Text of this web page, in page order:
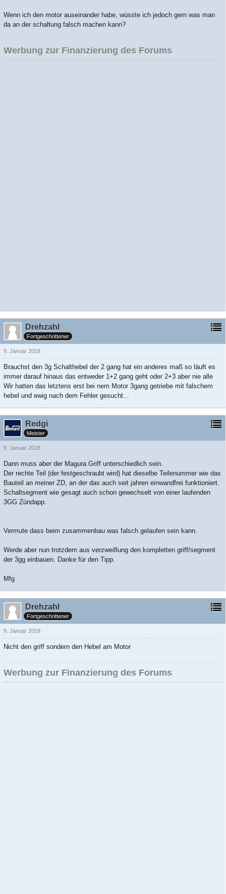
Wenn ich den motor auseinander habe, wüsste ich jedoch gern was man
da an der schaltung falsch machen kann?
Werbung zur Finanzierung des Forums
Drehzahl
Fortgeschrittener
9. Januar 2018
Brauchst den 3g Schalthebel der 2 gang hat ein anderes maß so läuft es
immer darauf hinaus das entweder 1+2 gang geht oder 2+3 aber nie alle
Wir hatten das letztens erst bei nem Motor 3gang getriebe mit falschem
hebel und ewig nach dem Fehler gesucht...
Redgi
Meister
9. Januar 2018
Dann muss aber der Magura Griff unterschiedlich sein.
Der rechte Teil (der festgeschraubt wird) hat dieselbe Teilenummer wie das
Bauteil an meiner ZD, an der das auch seit jahren einwandfrei funktioniert.
Schaltsegment wie gesagt auch schon gewechselt von einer laufenden
3GG Zündapp.
Vermute dass beim zusammenbau was falsch gelaufen sein kann.
Werde aber nun trotzdem aus verzweiflung den kompletten griff/segment
der 3gg einbauen. Danke für den Tipp.
Mfg
Drehzahl
Fortgeschrittener
9. Januar 2018
Nicht den griff sondern den Hebel am Motor
Werbung zur Finanzierung des Forums